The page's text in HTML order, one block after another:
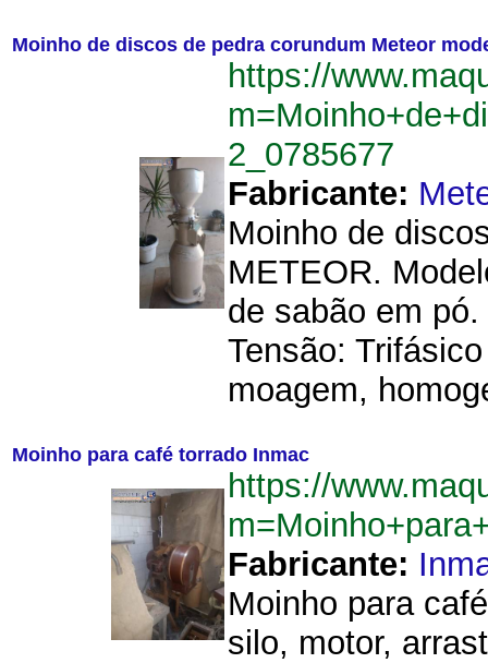
Moinho de discos de pedra corundum Meteor
https://
2_0785677
Fabricante:
Moinho de
METEOR.
de sabão em
Tensão:
moagem,
Moinho para café torrado Inmac
https://
Fabricante:
Moinho para
silo, motor,